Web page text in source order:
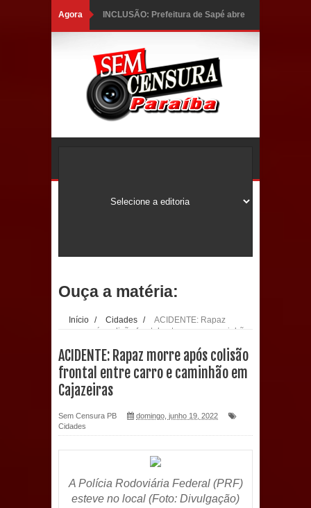
Agora INCLUSÃO: Prefeitura de Sapé abre
Social; veja documentação
necessária!
com a saúde bucal em Marí
PDT da Paraíba faz reunião
preparativa para convenção estadual
Prefeitura de Sapé paga salários
dentro do mês trabalhado e injeta R$
Ouça a matéria:
Início / Cidades /
ACIDENTE: Rapaz
morre após colisão frontal entre carro e caminhão
ACIDENTE: Rapaz morre após colisão
frontal entre carro e caminhão em
Cajazeiras
Sem Censura PB
domingo, junho 19, 2022
Cidades
A Polícia Rodoviária Federal (PRF)
esteve no local (Foto: Divulgação)